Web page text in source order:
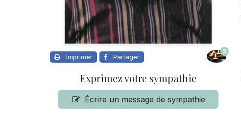
Imprimer Partager
5
Exprimez votre sympathie
Écrire un message de sympathie